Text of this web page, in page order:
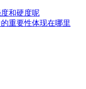
和硬度呢
重要性体现在哪里